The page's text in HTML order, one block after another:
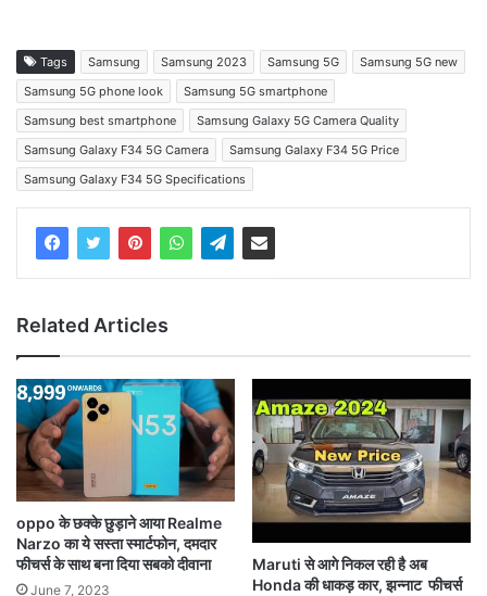
Tags Samsung Samsung 2023 Samsung 5G
Samsung 5G new
Samsung 5G phone look
Samsung 5G smartphone
Samsung best smartphone
Samsung Galaxy 5G Camera Quality
Samsung Galaxy F34 5G Camera
Samsung Galaxy F34 5G Price
Samsung Galaxy F34 5G Specifications
Related Articles
oppo के छक्के छुड़ाने आया Realme
Narzo का ये सस्ता स्मार्टफोन, दमदार
फीचर्स के साथ बना दिया सबको दीवाना
June 7, 2023
Maruti से आगे निकल रही है अब
Honda की धाकड़ कार, झन्नाट फीचर्स